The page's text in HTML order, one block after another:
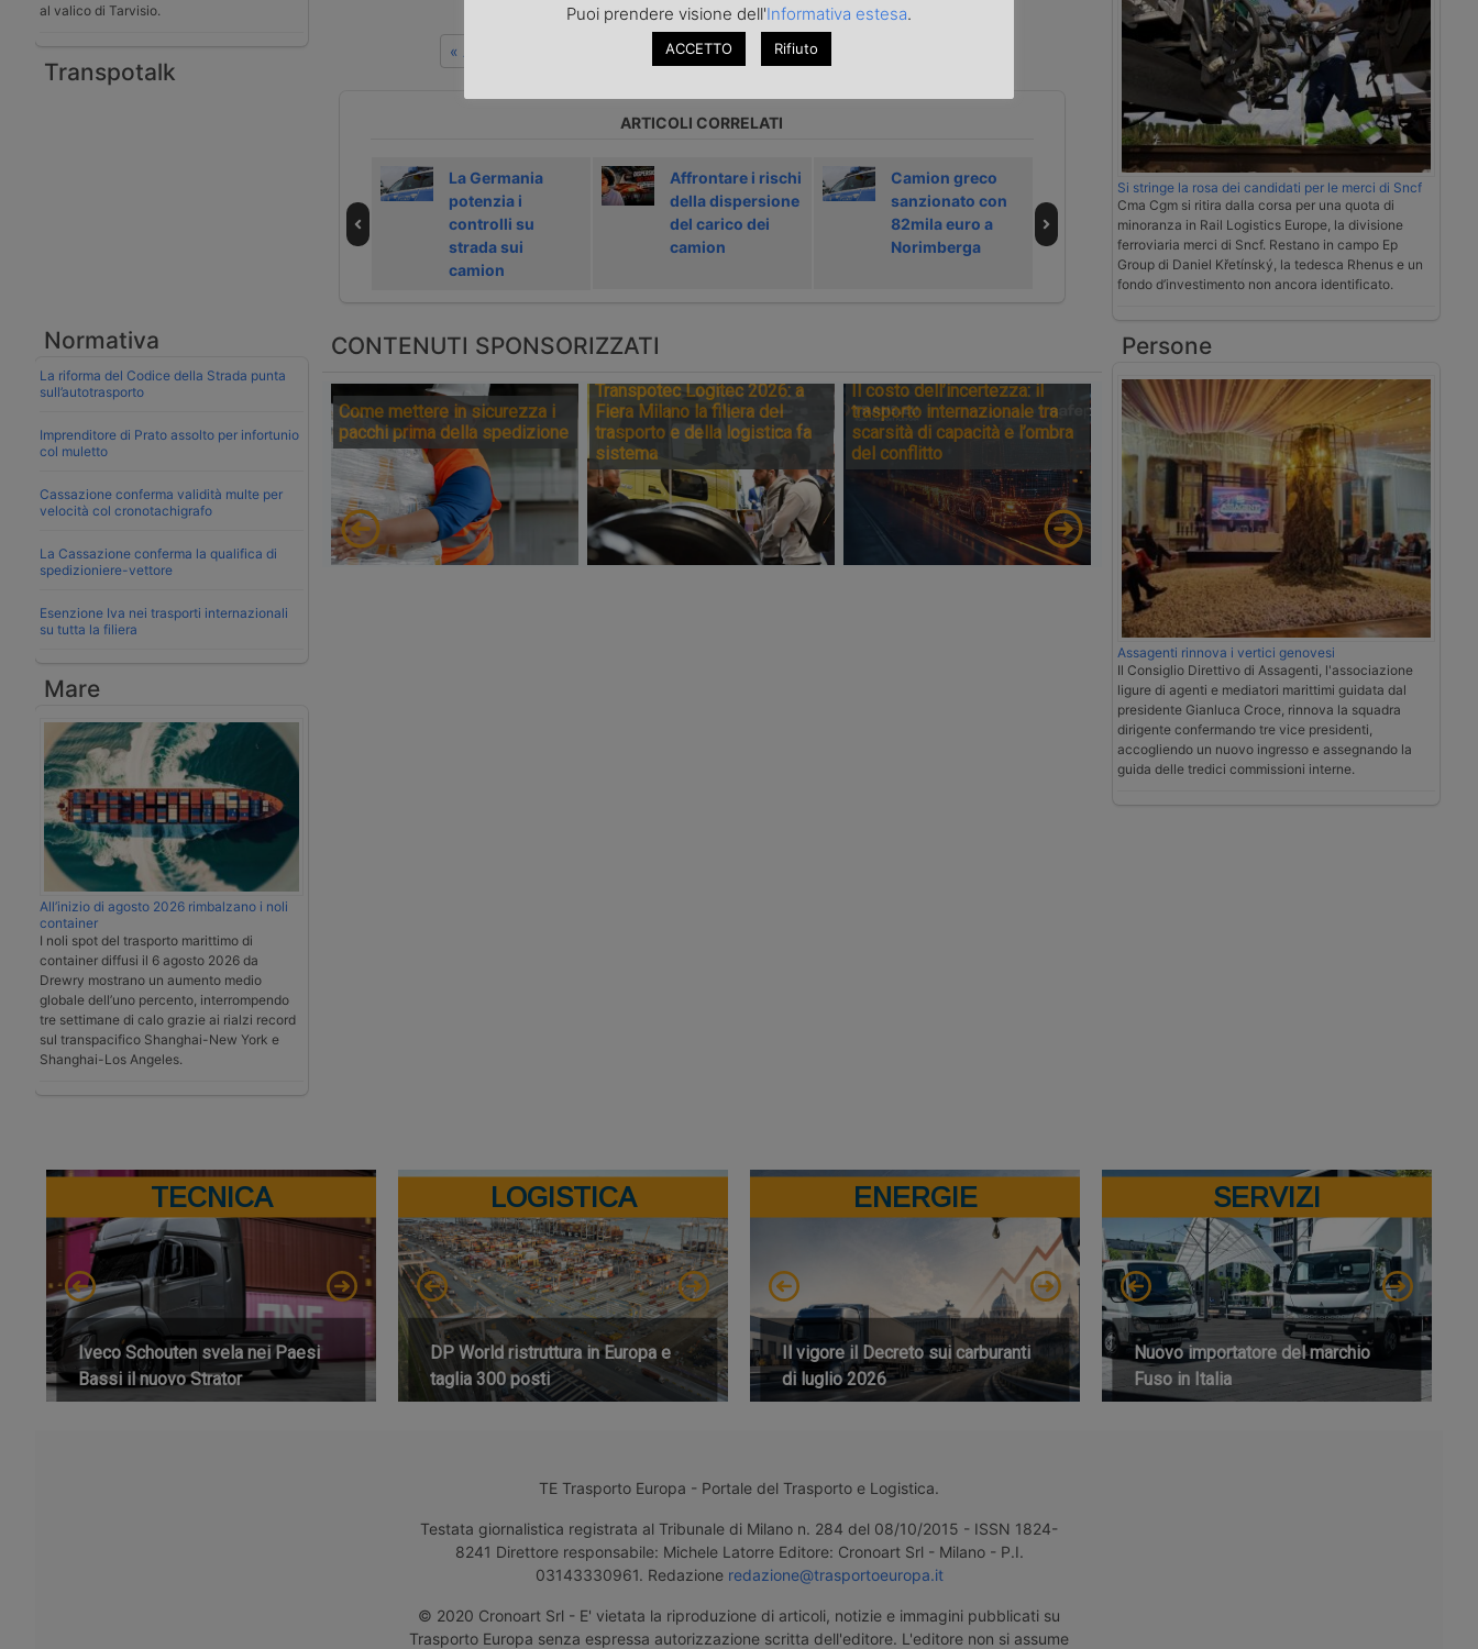
al valico di Tarvisio.
Transpotalk
Normativa
La riforma del Codice della Strada punta
sull’autotrasporto
Imprenditore di Prato assolto per infortunio
col muletto
Cassazione conferma validità multe per
velocità col cronotachigrafo
La Cassazione conferma la qualifica di
spedizioniere-vettore
Esenzione Iva nei trasporti internazionali
su tutta la filiera
Mare
All’inizio di agosto 2026 rimbalzano i noli
container
I noli spot del trasporto marittimo di
container diffusi il 6 agosto 2026 da
Drewry mostrano un aumento medio
globale dell’uno percento, interrompendo
tre settimane di calo grazie ai rialzi record
sul transpacifico Shanghai-New York e
Shanghai-Los Angeles.
« Articolo precedente
ARTICOLI CORRELATI
pari: Nicoleta tra
La Germania
potenzia i
controlli su
strada sui
camion
Affrontare i rischi
della dispersione
del carico dei
camion
Camion greco
sanzionato con
82mila euro a
Norimberga
Cassazione
conferma validità
multe per
velocità col
cronotachigrafo
Video | le novità
Volvo Trucks per
il 2026
CONTENUTI SPONSORIZZATI
Come mettere in sicurezza i
pacchi prima della spedizione
Transpotec Logitec 2026: a
Fiera Milano la filiera del
trasporto e della logistica fa
sistema
Il costo dell’incertezza: il
trasporto internazionale tra
scarsità di capacità e l’ombra
del conflitto
Si stringe la rosa dei candidati per le merci di Sncf
Cma Cgm si ritira dalla corsa per una quota di
minoranza in Rail Logistics Europe, la divisione
ferroviaria merci di Sncf. Restano in campo Ep
Group di Daniel Křetínský, la tedesca Rhenus e un
fondo d’investimento non ancora identificato.
Persone
Assagenti rinnova i vertici genovesi
Il Consiglio Direttivo di Assagenti, l'associazione
ligure di agenti e mediatori marittimi guidata dal
presidente Gianluca Croce, rinnova la squadra
dirigente confermando tre vice presidenti,
accogliendo un nuovo ingresso e assegnando la
guida delle tredici commissioni interne.
TECNICA
Iveco Schouten svela nei Paesi
Bassi il nuovo Strator
LOGISTICA
DP World ristruttura in Europa e
taglia 300 posti
ENERGIE
Il vigore il Decreto sui carburanti
di luglio 2026
SERVIZI
Nuovo importatore del marchio
Fuso in Italia
TE Trasporto Europa - Portale del Trasporto e Logistica.
Testata giornalistica registrata al Tribunale di Milano n. 284 del 08/10/2015 - ISSN 1824-
8241 Direttore responsabile: Michele Latorre Editore: Cronoart Srl - Milano - P.I.
03143330961. Redazione redazione@trasportoeuropa.it
© 2020 Cronoart Srl - E' vietata la riproduzione di articoli, notizie e immagini pubblicati su
Trasporto Europa senza espressa autorizzazione scritta dell'editore. L'editore non si assume
Puoi prendere visione dell'Informativa estesa.
ACCETTO Rifiuto